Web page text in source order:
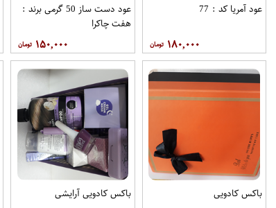
عود آمریا کد : 77
۱۸۰,۰۰۰
عود دست ساز 50 گرمی برند :
هفت چاکرا
۱۵۰,۰۰۰
باکس کادویی باکس کادویی آرایشی